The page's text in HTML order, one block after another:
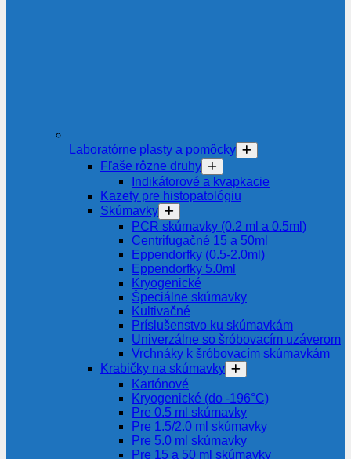
Laboratórne plasty a pomôcky
Fľaše rôzne druhy
Indikátorové a kvapkacie
Kazety pre histopatológiu
Skúmavky
PCR skúmavky (0.2 ml a 0.5ml)
Centrifugačné 15 a 50ml
Eppendorfky (0.5-2.0ml)
Eppendorfky 5.0ml
Kryogenické
Špeciálne skúmavky
Kultivačné
Príslušenstvo ku skúmavkám
Univerzálne so šróbovacím uzáverom
Vrchnáky k šróbovacím skúmavkám
Krabičky na skúmavky
Kartónové
Kryogenické (do -196°C)
Pre 0.5 ml skúmavky
Pre 1.5/2.0 ml skúmavky
Pre 5.0 ml skúmavky
Pre 15 a 50 ml skúmavky